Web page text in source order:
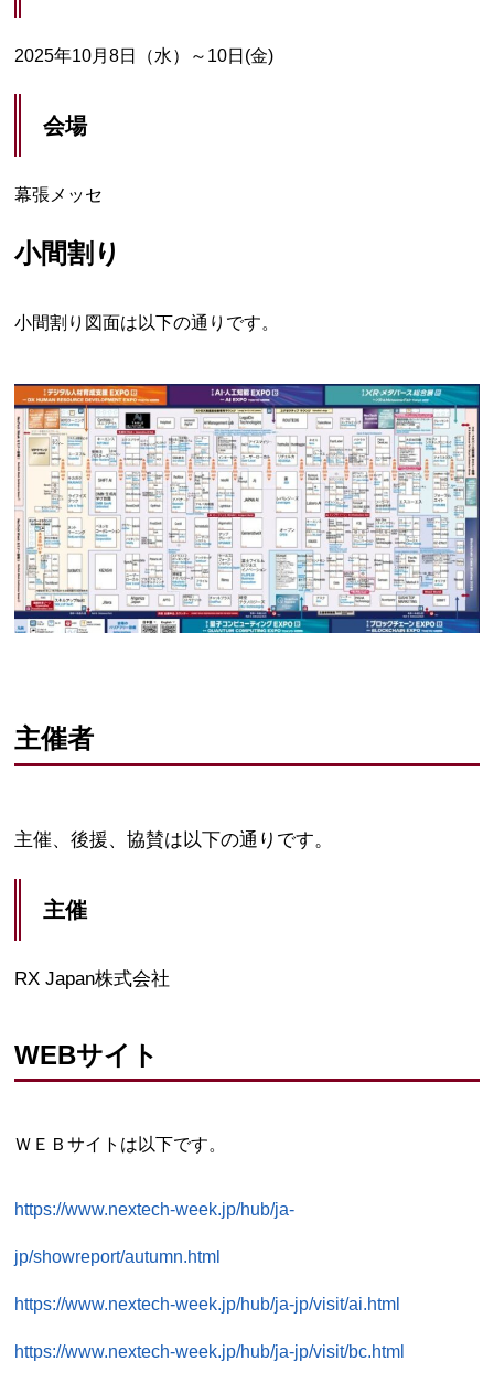
2025年10月8日（水）～10日(金)
会場
幕張メッセ
小間割り
小間割り図面は以下の通りです。
主催者
主催、後援、協賛は以下の通りです。
主催
RX Japan株式会社
WEBサイト
ＷＥＢサイトは以下です。
https://www.nextech-week.jp/hub/ja-
jp/showreport/autumn.html
https://www.nextech-week.jp/hub/ja-jp/visit/ai.html
https://www.nextech-week.jp/hub/ja-jp/visit/bc.html